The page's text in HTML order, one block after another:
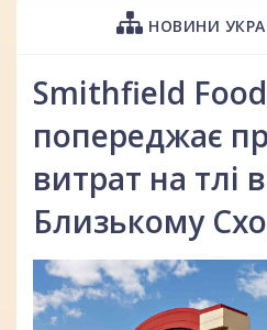
НОВИНИ
Smithfield
попереджає
витрат на тлі
Близькому